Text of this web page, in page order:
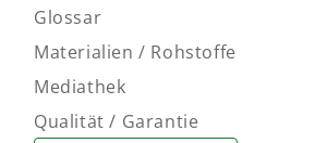
Glossar
Materialien / Rohstoffe
Mediathek
Qualität / Garantie